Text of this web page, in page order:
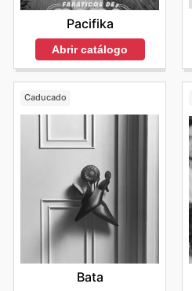
Pacifika
Abrir catálogo
Caducado
Bata